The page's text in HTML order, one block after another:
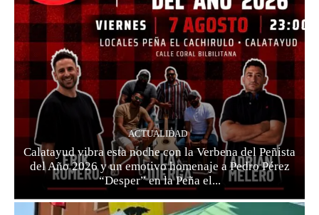
ACTUALIDAD
Calatayud vibra esta noche con la Verbena del Peñista
del Año 2026 y un emotivo homenaje a Pedro Pérez
“Desper” en la Peña el...